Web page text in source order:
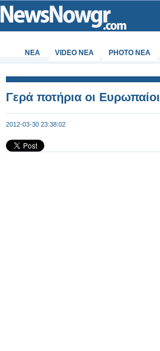
ΝΕΑ VIDEO NEA PHOTO NEA
Γερά ποτήρια οι Ευρωπαίοι
2012-03-30 23:38:02